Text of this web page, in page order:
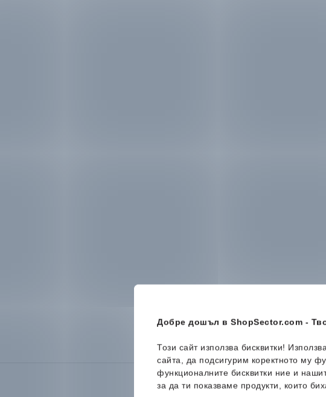
Добре дошъл в ShopSector.com -
Този сайт използва бисквитки!
сайта, да подсигурим коректното му
функционалните бисквитки ние и
за да ти показваме продукти, които